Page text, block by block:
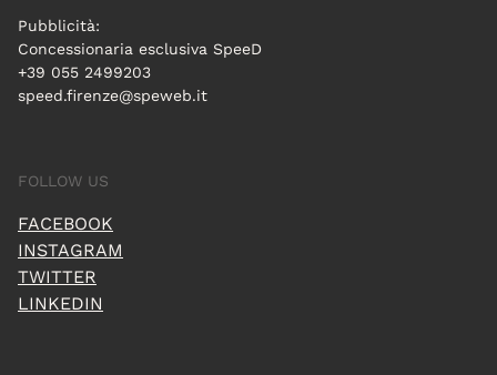
Pubblicità:
Concessionaria esclusiva SpeeD
+39 055 2499203
speed.firenze@speweb.it
FOLLOW US
FACEBOOK
INSTAGRAM
TWITTER
LINKEDIN